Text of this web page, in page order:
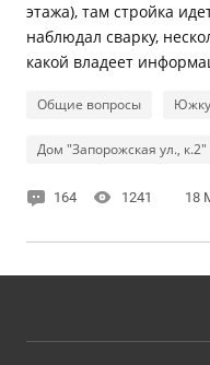
этажа), там стройка
наблюдал сварку,
какой владеет
Общие вопросы
Дом "Запорожская ул., к.2"
164 1241 18